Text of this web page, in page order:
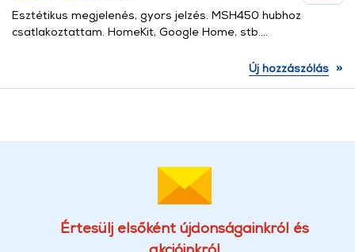
Esztétikus megjelenés, gyors jelzés. MSH450 hubhoz
csatlakoztattam. HomeKit, Google Home, stb….
Új hozzászólás »
Értesülj elsőként újdonságainkról és